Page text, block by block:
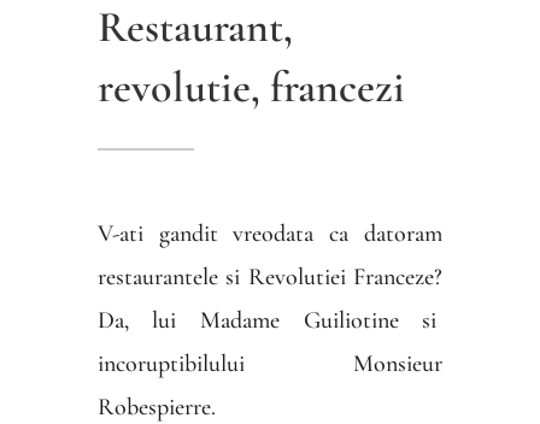
Restaurant,
revolutie, francezi
V-ati gandit vreodata ca datoram
restaurantele si Revolutiei Franceze?
Da, lui Madame Guiliotine si
incoruptibilului Monsieur
Robespierre.